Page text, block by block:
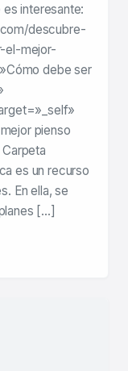
interesante:
descubre-
el-mejor-
debe ser
pienso
es un recurso
En ella, se
[…]